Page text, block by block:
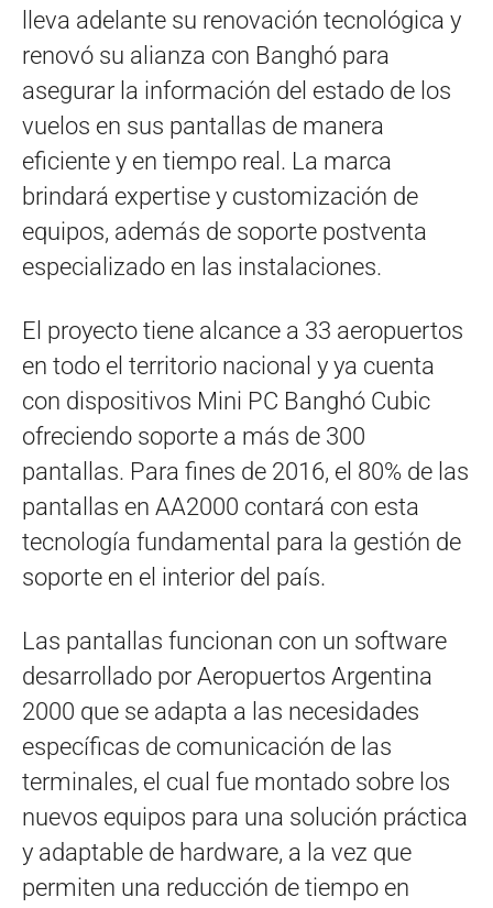
lleva adelante su renovación tecnológica y
renovó su alianza con Banghó para
asegurar la información del estado de los
vuelos en sus pantallas de manera
eficiente y en tiempo real. La marca
brindará expertise y customización de
equipos, además de soporte postventa
especializado en las instalaciones.
El proyecto tiene alcance a 33 aeropuertos
en todo el territorio nacional y ya cuenta
con dispositivos Mini PC Banghó Cubic
ofreciendo soporte a más de 300
pantallas. Para fines de 2016, el 80% de las
pantallas en AA2000 contará con esta
tecnología fundamental para la gestión de
soporte en el interior del país.
Las pantallas funcionan con un software
desarrollado por Aeropuertos Argentina
2000 que se adapta a las necesidades
específicas de comunicación de las
terminales, el cual fue montado sobre los
nuevos equipos para una solución práctica
y adaptable de hardware, a la vez que
permiten una reducción de tiempo en